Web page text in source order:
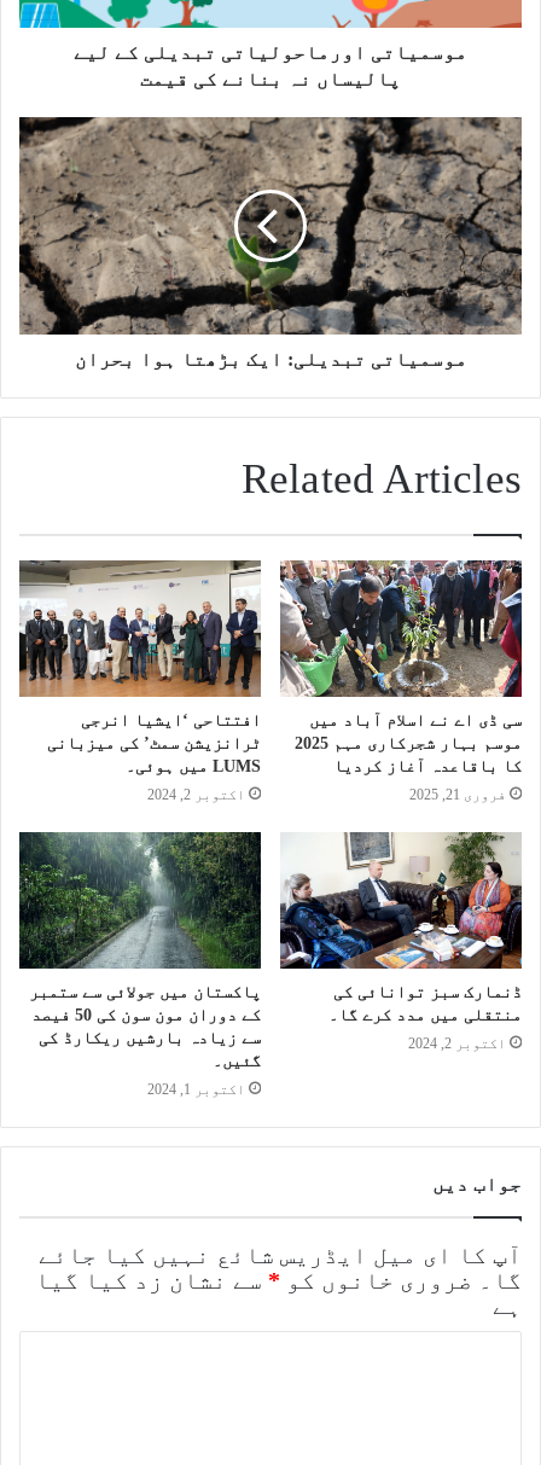
موسمیاتی اورماحولیاتی تبدیلی کے لیے
پالیساں نہ بنانے کی قیمت
موسمیاتی تبدیلی: ایک بڑھتا ہوا بحران
Related Articles
سی ڈی اے نے اسلام آباد میں
موسم بہار شجرکاری مہم 2025
کا باقاعدہ آغاز کردیا
فروری 21, 2025
افتتاحی ‘ایشیا انرجی
ٹرانزیشن سمٹ’ کی میزبانی
LUMS میں ہوئی۔
اکتوبر 2, 2024
ڈنمارک سبز توانائی کی
منتقلی میں مدد کرے گا۔
اکتوبر 2, 2024
پاکستان میں جولائی سے ستمبر
کے دوران مون سون کی 50 فیصد
سے زیادہ بارشیں ریکارڈ کی
گئیں۔
اکتوبر 1, 2024
جواب دیں
آپ کا ای میل ایڈریس شائع نہیں کیا جائے
گا۔
ضروری خانوں کو * سے نشان زد کیا گیا
ہے